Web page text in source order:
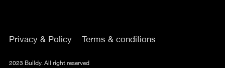
Privacy & Policy Terms & conditions
2023 Buildy. All right reserved